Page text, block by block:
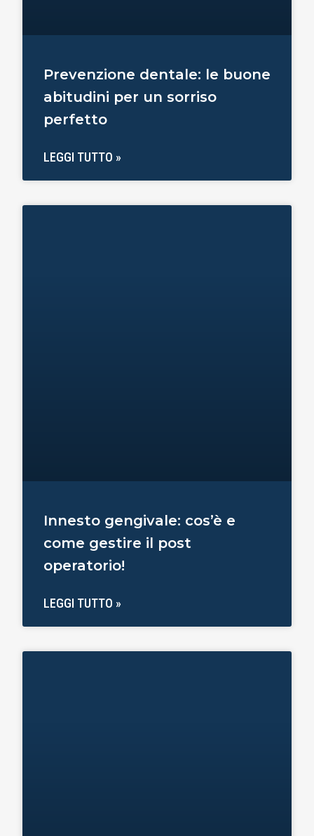
Prevenzione dentale: le buone
abitudini per un sorriso
perfetto
LEGGI TUTTO »
Innesto gengivale: cos’è e
come gestire il post
operatorio!
LEGGI TUTTO »